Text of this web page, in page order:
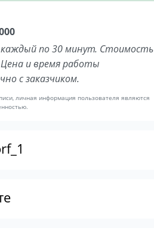
по 30 минут. Стоимость
Цена и время работы
с заказчиком.
личная информация пользователя являются